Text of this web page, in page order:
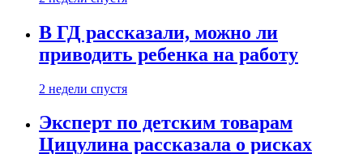
В ГД рассказали, можно ли
приводить ребенка на работу
2 недели спустя
Эксперт по детским товарам
Цицулина рассказала о рисках